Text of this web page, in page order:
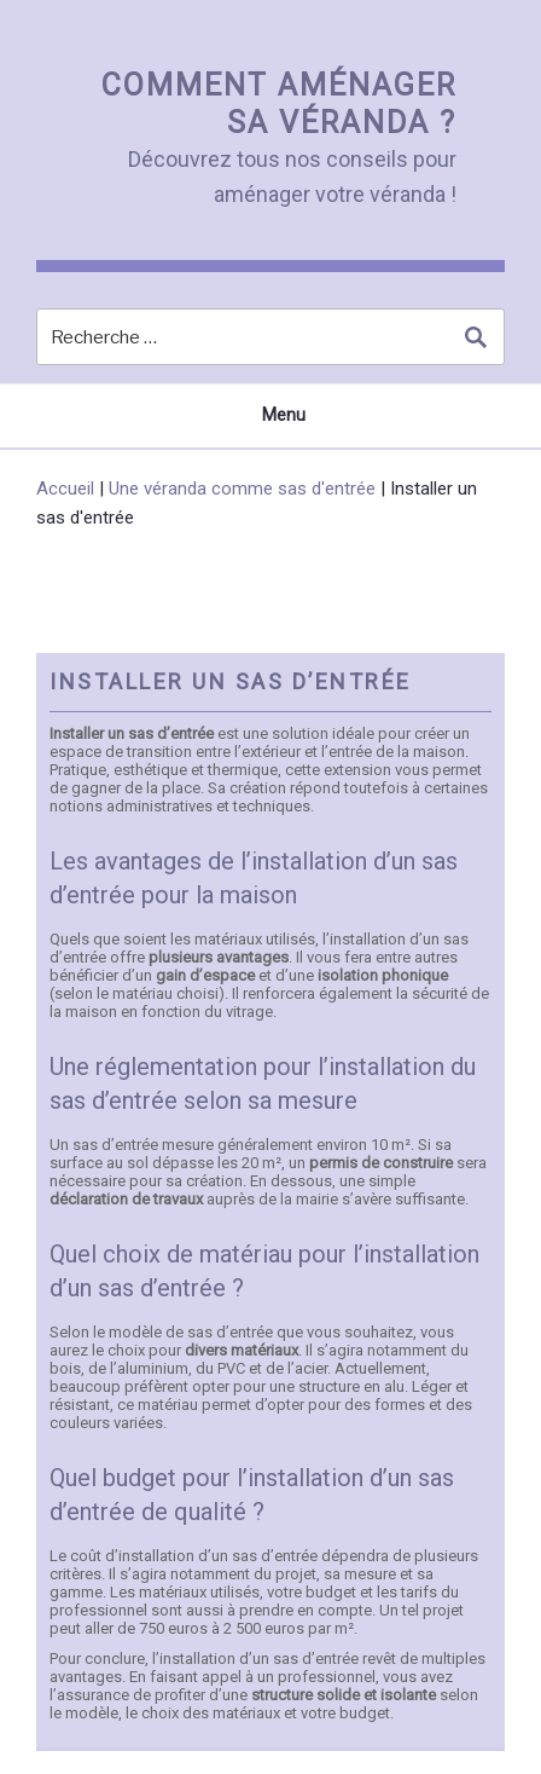
COMMENT AMÉNAGER
SA VÉRANDA ?
Découvrez tous nos conseils pour
aménager votre véranda !
Menu
Accueil | Une véranda comme sas d'entrée | Installer un
sas d'entrée
INSTALLER UN SAS D’ENTRÉE
Installer un sas d’entrée est une solution idéale pour créer un
espace de transition entre l’extérieur et l’entrée de la maison.
Pratique, esthétique et thermique, cette extension vous permet
de gagner de la place. Sa création répond toutefois à certaines
notions administratives et techniques.
Les avantages de l’installation d’un sas
d’entrée pour la maison
Quels que soient les matériaux utilisés, l’installation d’un sas
d’entrée offre plusieurs avantages. Il vous fera entre autres
bénéficier d’un gain d’espace et d’une isolation phonique
(selon le matériau choisi). Il renforcera également la sécurité de
la maison en fonction du vitrage.
Une réglementation pour l’installation du
sas d’entrée selon sa mesure
Un sas d’entrée mesure généralement environ 10 m². Si sa
surface au sol dépasse les 20 m², un permis de construire sera
nécessaire pour sa création. En dessous, une simple
déclaration de travauxauprès de la mairie s’avère suffisante.
Quel choix de matériau pour l’installation
d’un sas d’entrée ?
Selon le modèle de sas d’entrée que vous souhaitez, vous
aurez le choix pour divers matériaux. Il s’agira notamment du
bois, de l’aluminium, du PVC et de l’acier. Actuellement,
beaucoup préfèrent opter pour une structure en alu. Léger et
résistant, ce matériau permet d’opter pour des formes et des
couleurs variées.
Quel budget pour l’installation d’un sas
d’entrée de qualité ?
Le coût d’installation d’un sas d’entrée dépendra de plusieurs
critères. Il s’agira notamment du projet, sa mesure et sa
gamme. Les matériaux utilisés, votre budget et les tarifs du
professionnel sont aussi à prendre en compte. Un tel projet
peut aller de 750 euros à 2 500 euros par m².
Pour conclure, l’installation d’un sas d’entrée revêt de multiples
avantages. En faisant appel à un professionnel, vous avez
l’assurance de profiter d’une structure solide et isolanteselon
le modèle, le choix des matériaux et votre budget.